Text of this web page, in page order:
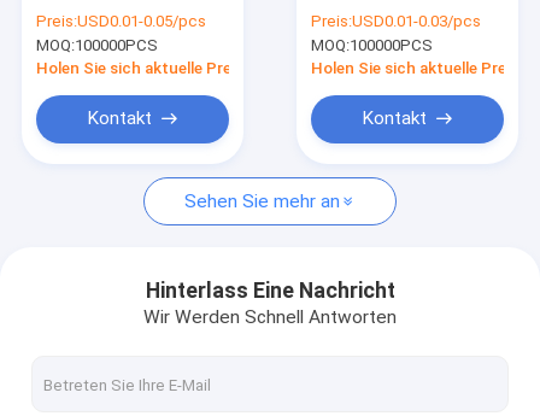
Nachrichten
Fordern Sie ein Zitat
Polyplastiktasche
medizinische überschüssige Taschen
Wiederverwendbare Eisbeutel
geöffnetes Taschen
PET Autobags auf
einer Rolle
Preis:USD0.01-0.05/pcs
MOQ:100000PCS
Holen Sie sich aktuelle Preis
Kontakt
für das Autoteil-
Verpacken
Preis:USD0.01-0.03/pcs
MOQ:100000PCS
Holen Sie sich aktuelle Preis
Kontakt
Sehen Sie mehr an
Hinterlass Eine Nachricht
Wir Werden Schnell Antworten